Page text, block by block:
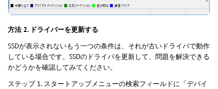
方法 2. ドライバーを更新する
SSDが表示されないもう一つの条件は、それが古いドライバで動作
している場合です。SSDのドライバを更新して、問題を解決できる
かどうかを確認してみてください。
ステップ 1. スタートアップメニューの検索フィールドに「デバイ